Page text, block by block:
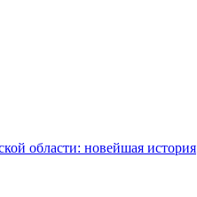
области: новейшая история